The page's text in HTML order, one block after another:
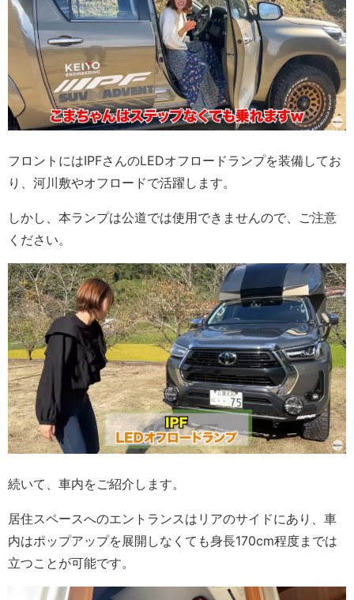
フロントにはIPFさんのLEDオフロードランプを装備してお
り、河川敷やオフロードで活躍します。
しかし、本ランプは公道では使用できませんので、ご注意
ください。
続いて、車内をご紹介します。
居住スペースへのエントランスはリアのサイドにあり、車
内はポップアップを展開しなくても身長170cm程度までは
立つことが可能です。